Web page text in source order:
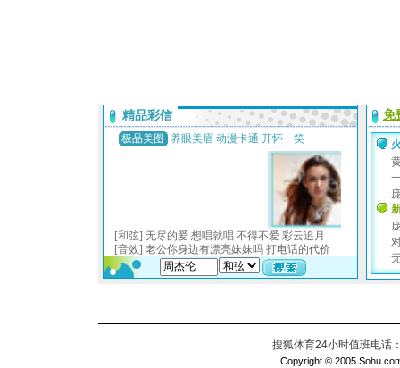
搜狐体育24小时值班电话
Copyright © 2005